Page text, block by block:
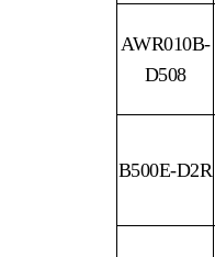
AWR010B-
D508
B500E-D2R